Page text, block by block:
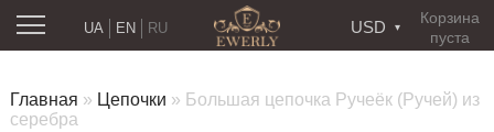
Корзина
пуста
USD
RU
UA EN
Главная » Цепочки » Большая цепочка Ручеёк (Ручей) из
серебра